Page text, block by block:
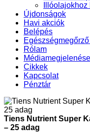
Újdonságok
Havi akciók
Belépés
Rólam
Cikkek
Kapcsolat
Pénztár
Tiens Nutrient Super
– 25 adag